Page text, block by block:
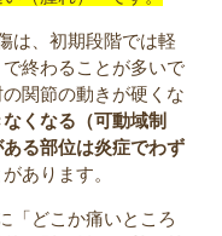
は、初期段階では軽
終わることが多いで
関節の動きが硬くな
くなる（可動域制
る部位は炎症でわず
あります。
「どこか痛いところ